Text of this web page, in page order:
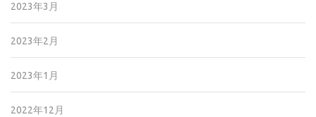
2023年3月
2023年2月
2023年1月
2022年12月